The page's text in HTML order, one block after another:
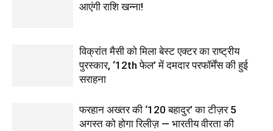
आएंगी राशि खन्ना!
विक्रांत मैसी को मिला बेस्ट एक्टर का राष्ट्रीय
पुरस्कार, ‘12th फेल’ में दमदार परफॉर्मेंस की हुई
सराहना
फरहान अख्तर की ‘120 बहादुर’ का टीज़र 5
अगस्त को होगा रिलीज़ — भारतीय वीरता की